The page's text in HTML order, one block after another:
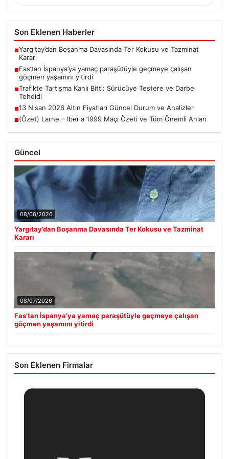
Son Eklenen Haberler
■Yargıtay’dan Boşanma Davasında Ter Kokusu ve Tazminat
Kararı
■Fas’tan İspanya’ya yamaç paraşütüyle geçmeye çalışan
göçmen yaşamını yitirdi
■Trafikte Tartışma Kanlı Bitti: Sürücüye Testere ve Darbe
Tehdidi
■13 Nisan 2026 Altın Fiyatları Güncel Durum ve Analizler
■(Özet) Larne – Iberia 1999 Maçı Özeti ve Tüm Önemli Anları
Güncel
08/08/2026
Yargıtay’dan Boşanma Davasında Ter Kokusu ve Tazminat
Kararı
08/07/2026
Fas’tan İspanya’ya yamaç paraşütüyle geçmeye çalışan
göçmen yaşamını yitirdi
Son Eklenen Firmalar